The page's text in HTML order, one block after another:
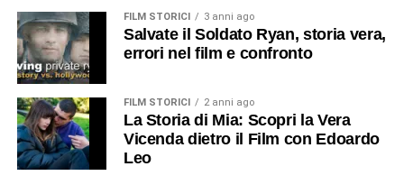
FILM STORICI 3 anni ago
Salvate il Soldato Ryan, storia vera,
errori nel film e confronto
FILM STORICI 2 anni ago
La Storia di Mia: Scopri la Vera
Vicenda dietro il Film con Edoardo
Leo